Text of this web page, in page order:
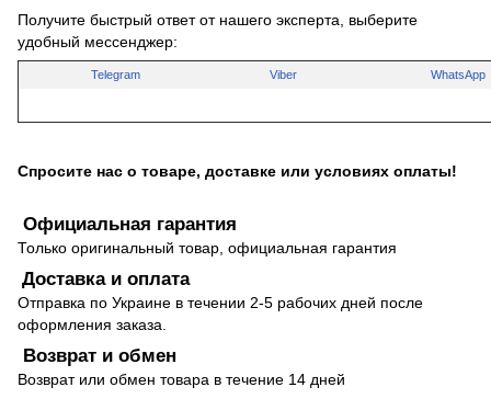
Получите быстрый ответ от нашего эксперта, выберите
удобный мессенджер:
Telegram Viber WhatsApp
Спросите нас о товаре, доставке или условиях оплаты!
Официальная гарантия
Только оригинальный товар, официальная гарантия
Доставка и оплата
Отправка по Украине в течении 2-5 рабочих дней после
оформления заказа.
Возврат и обмен
Возврат или обмен товара в течение 14 дней